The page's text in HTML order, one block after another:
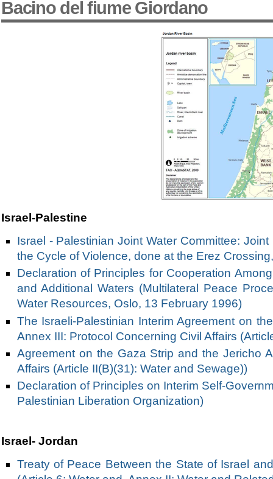
Bacino del fiume Giordano
Israel-Palestine
Israel - Palestinian Joint Water Committee:
the Cycle of Violence, done at the Erez
Declaration of Principles for Cooperation
and Additional Waters (Multilateral Peace
Water Resources, Oslo, 13 February 1996)
The Israeli-Palestinian Interim Agreement on
Annex III: Protocol Concerning Civil Affairs
Agreement on the Gaza Strip and the Jericho
Affairs (Article II(B)(31): Water and Sewage))
Declaration of Principles on Interim Self-
Palestinian Liberation Organization)
Israel- Jordan
Treaty of Peace Between the State of Israel